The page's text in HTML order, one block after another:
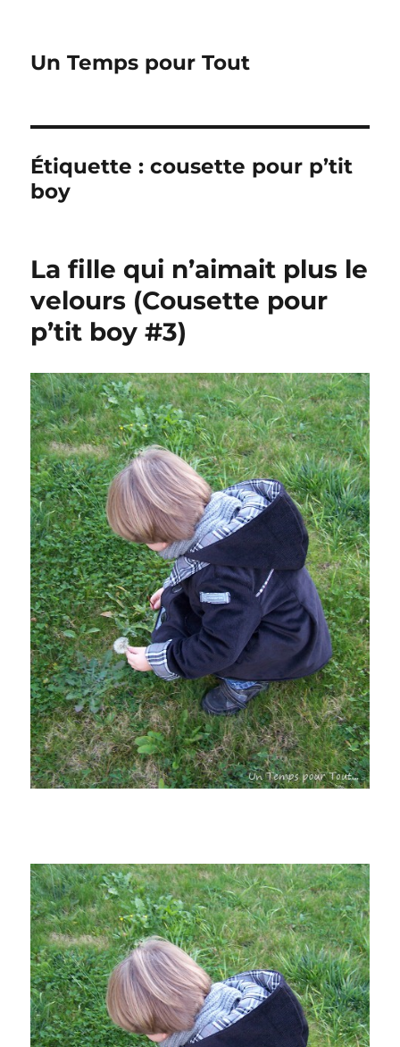
Un Temps pour Tout
Étiquette :cousette pour p’tit
boy
La fille qui n’aimait plus le
velours (Cousette pour
p’tit boy #3)